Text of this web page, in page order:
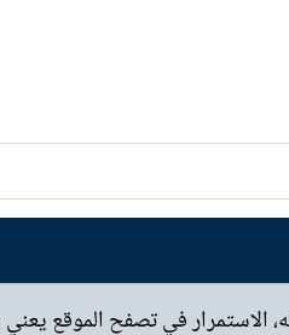
الاستمرار في تصفح الموقع